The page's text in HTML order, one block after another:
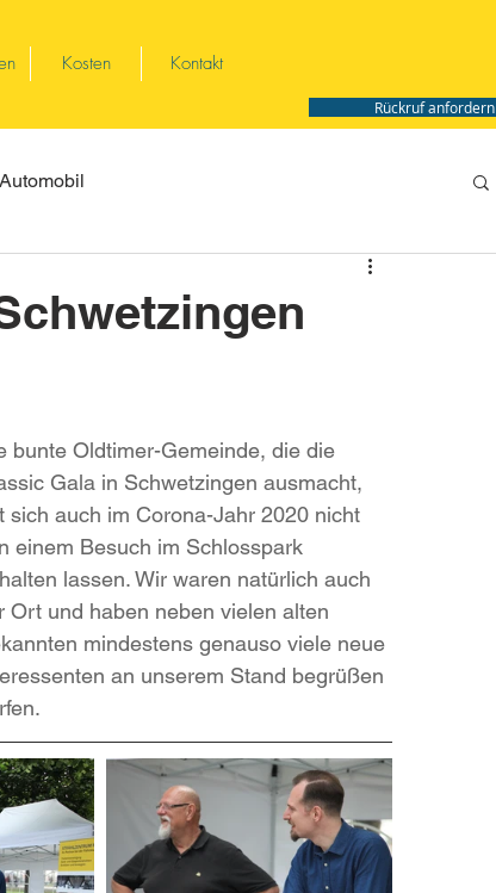
Kosten Kontakt
Rückruf anfordern
Automobil
bunte Oldtimer-Gemeinde, die die
Gala in Schwetzingen ausmacht,
sich auch im Corona-Jahr 2020 nicht
einem Besuch im Schlosspark
lassen. Wir waren natürlich auch
Ort und haben neben vielen alten
mindestens genauso viele neue
an unserem Stand begrüßen